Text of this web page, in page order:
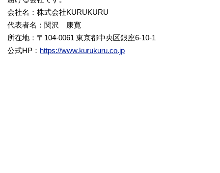
会社名：株式会社KURUKURU
代表者名：関沢 康寛
所在地：〒104-0061 東京都中央区銀座6-10-1
公式HP： https://www.kurukuru.co.jp